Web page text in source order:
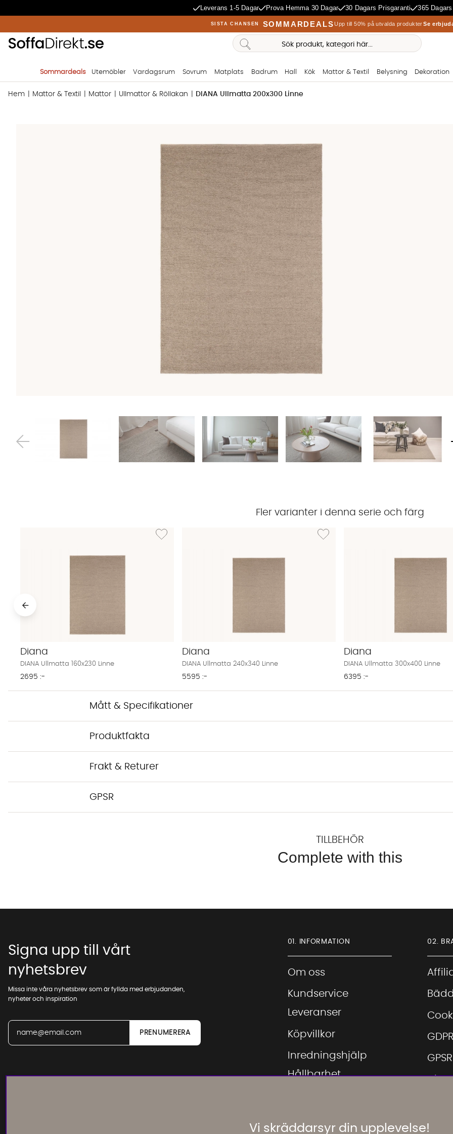
Leverans 1-5 Dagar Prova Hemma 30 Dagar 30 Dagars Prisgaranti 365
SISTA CHANSEN SOMMARDEALSUpp till 50% på utvalda produkterSe
Sommardeals Utemöbler Vardagsrum Sovrum Matplats Badrum Hall Kök Mattor & Textil Belysning Dekoration
Hem Mattor & Textil Mattor Ullmattor & Röllakan DIANA Ullmatta 200x300 Linne
Fler varianter i denna serie och färg
Lägg till i önskelista: DIANA Ullmatta 160x230 Linne
Diana
DIANA Ullmatta 160x230 Linne
2695 :-
Lägg till i önskelista: DIANA Ullmatta 240x340
Diana
DIANA Ullmatta 240x340 Linne
5595 :-
Diana
DIANA Ullmatta 300x400 Linne
6395 :-
Mått & Specifikationer
Produktfakta
Frakt & Returer
GPSR
TILLBEHÖR
Complete with this
Vi skräddarsyr din upplevelse!
Signa upp till vårt
nyhetsbrev
Missa inte våra nyhetsbrev som är fyllda med erbjudanden,
nyheter och inspiration
01. INFORMATION
Om oss
Kundservice
Leveranser
Köpvillkor
Inredningshjälp
Hållbarhet
02.
GDPR
GPSR